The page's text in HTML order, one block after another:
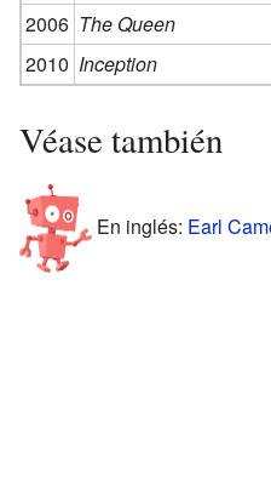
2006 The Queen
2010 Inception
Véase también
En inglés: Earl